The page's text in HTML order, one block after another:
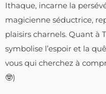
Ithaque, incarne la
magicienne séductrice,
plaisirs charnels. Quant à
symbolise l’espoir et la
vous qui cherchez à
🤓)